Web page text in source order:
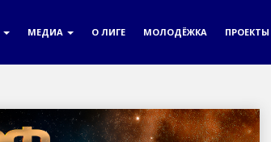
МЕДИА О ЛИГЕ МОЛОДЁЖКА ПРОЕКТЫ